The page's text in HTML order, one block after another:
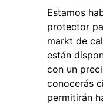
Estamos
protector
markt de
están
con un
conocerás
permitirán